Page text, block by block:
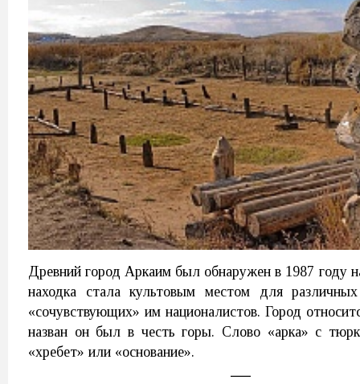
Древний город Аркаим был обнаружен в 1987 году
находка стала культовым местом для
«сочувствующих» им националистов. Город
назван он был в честь горы. Слово «арка» с
«хребет» или «основание».